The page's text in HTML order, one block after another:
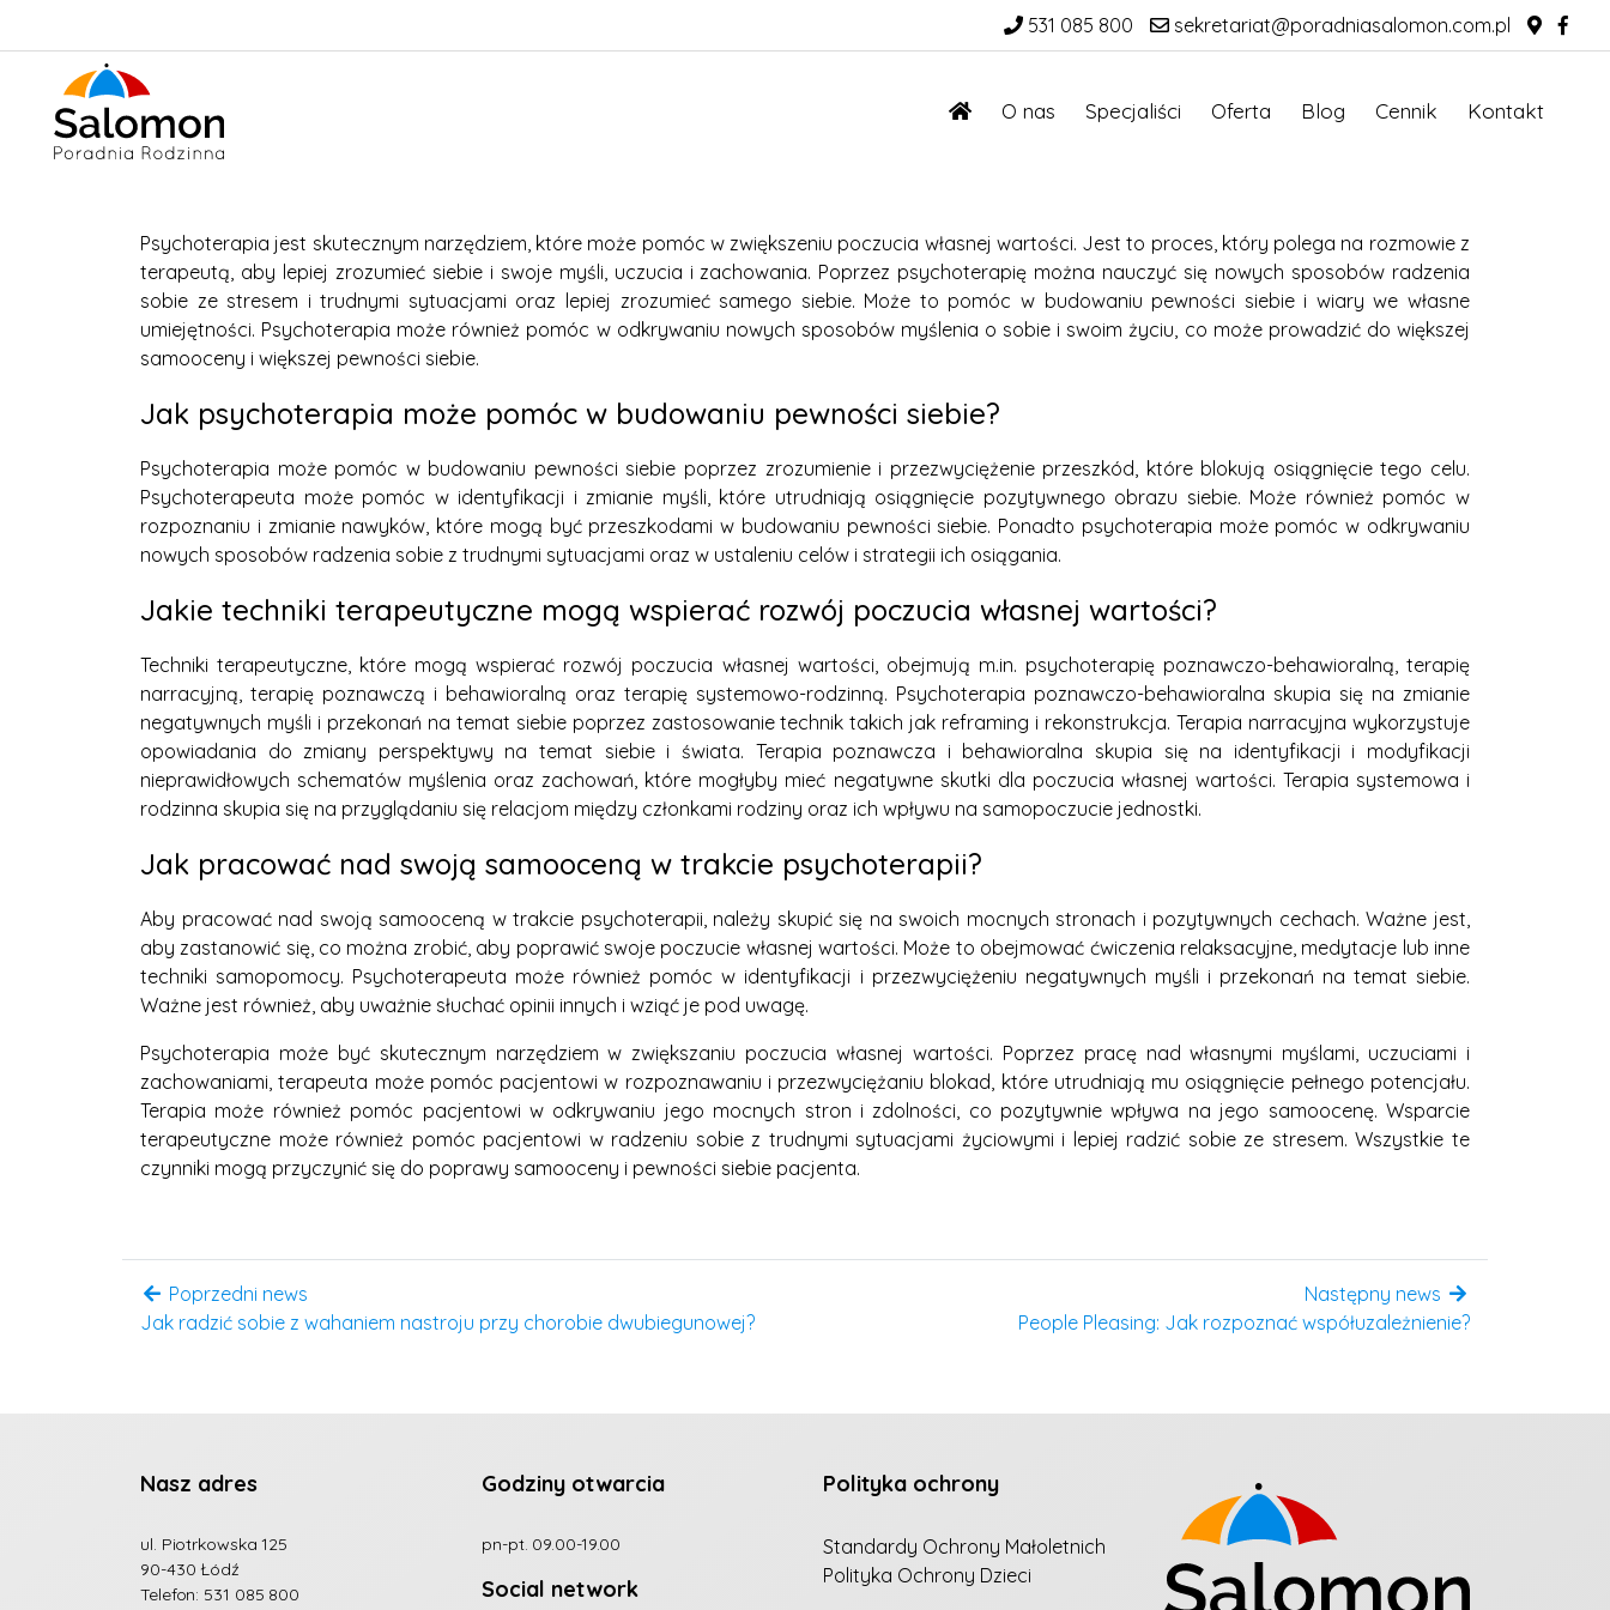
531 085 800 sekretariat@poradniasalomon.com.pl
O nas Specjaliści Oferta Blog Cennik Kontakt
Psychoterapia jest skutecznym narzędziem, które może pomóc w zwiększeniu poczucia własnej wartości. Jest to proces, który polega na rozmowie z
terapeutą, aby lepiej zrozumieć siebie i swoje myśli, uczucia i zachowania. Poprzez psychoterapię można nauczyć się nowych sposobów radzenia
sobie ze stresem i trudnymi sytuacjami oraz lepiej zrozumieć samego siebie. Może to pomóc w budowaniu pewności siebie i wiary we własne
umiejętności. Psychoterapia może również pomóc w odkrywaniu nowych sposobów myślenia o sobie i swoim życiu, co może prowadzić do większej
samooceny i większej pewności siebie.
Jak psychoterapia może pomóc w budowaniu pewności siebie?
Psychoterapia może pomóc w budowaniu pewności siebie poprzez zrozumienie i przezwyciężenie przeszkód, które blokują osiągnięcie tego celu.
Psychoterapeuta może pomóc w identyfikacji i zmianie myśli, które utrudniają osiągnięcie pozytywnego obrazu siebie. Może również pomóc w
rozpoznaniu i zmianie nawyków, które mogą być przeszkodami w budowaniu pewności siebie. Ponadto psychoterapia może pomóc w odkrywaniu
nowych sposobów radzenia sobie z trudnymi sytuacjami oraz w ustaleniu celów i strategii ich osiągania.
Jakie techniki terapeutyczne mogą wspierać rozwój poczucia własnej wartości?
Techniki terapeutyczne, które mogą wspierać rozwój poczucia własnej wartości, obejmują m.in. psychoterapię poznawczo-behawioralną, terapię
narracyjną, terapię poznawczą i behawioralną oraz terapię systemowo-rodzinną. Psychoterapia poznawczo-behawioralna skupia się na zmianie
negatywnych myśli i przekonań na temat siebie poprzez zastosowanie technik takich jak reframing i rekonstrukcja. Terapia narracyjna wykorzystuje
opowiadania do zmiany perspektywy na temat siebie i świata. Terapia poznawcza i behawioralna skupia się na identyfikacji i modyfikacji
nieprawidłowych schematów myślenia oraz zachowań, które mogłyby mieć negatywne skutki dla poczucia własnej wartości. Terapia systemowa i
rodzinna skupia się na przyglądaniu się relacjom między członkami rodziny oraz ich wpływu na samopoczucie jednostki.
Jak pracować nad swoją samooceną w trakcie psychoterapii?
Aby pracować nad swoją samooceną w trakcie psychoterapii, należy skupić się na swoich mocnych stronach i pozytywnych cechach. Ważne jest,
aby zastanowić się, co można zrobić, aby poprawić swoje poczucie własnej wartości. Może to obejmować ćwiczenia relaksacyjne, medytacje lub inne
techniki samopomocy. Psychoterapeuta może również pomóc w identyfikacji i przezwyciężeniu negatywnych myśli i przekonań na temat siebie.
Ważne jest również, aby uważnie słuchać opinii innych i wziąć je pod uwagę.
Psychoterapia może być skutecznym narzędziem w zwiększaniu poczucia własnej wartości. Poprzez pracę nad własnymi myślami, uczuciami i
zachowaniami, terapeuta może pomóc pacjentowi w rozpoznawaniu i przezwyciężaniu blokad, które utrudniają mu osiągnięcie pełnego potencjału.
Terapia może również pomóc pacjentowi w odkrywaniu jego mocnych stron i zdolności, co pozytywnie wpływa na jego samoocenę. Wsparcie
terapeutyczne może również pomóc pacjentowi w radzeniu sobie z trudnymi sytuacjami życiowymi i lepiej radzić sobie ze stresem. Wszystkie te
czynniki mogą przyczynić się do poprawy samooceny i pewności siebie pacjenta.
Poprzedni news
Jak radzić sobie z wahaniem nastroju przy chorobie dwubiegunowej?
Następny news
People Pleasing: Jak rozpoznać współuzależnienie?
Nasz adres
ul. Piotrkowska 125
90-430 Łódź
Telefon: 531 085 800
Godziny otwarcia
pn-pt. 09.00-19.00
Social network
Polityka ochrony
Standardy Ochrony Małoletnich
Polityka Ochrony Dzieci